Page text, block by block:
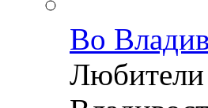
Во
Любители